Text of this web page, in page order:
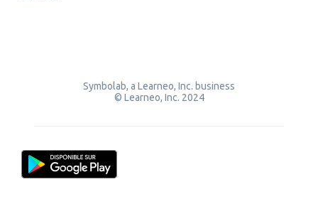
Symbolab, a Learneo, Inc. business
© Learneo, Inc. 2024